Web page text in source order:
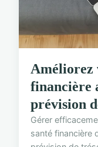
Améliorez
financière
prévision
Gérer
santé financière